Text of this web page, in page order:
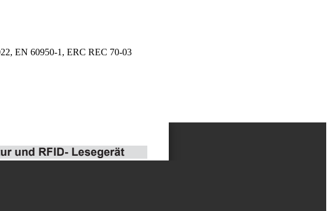
EN 60950-1, ERC REC 70-03